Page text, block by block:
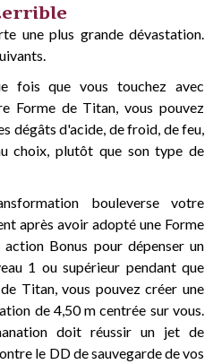
une plus grande dévastation.
fois que vous touchez avec
Forme de Titan, vous pouvez
dégâts d'acide, de froid, de feu,
choix, plutôt que son type de
bouleverse votre
après avoir adopté une Forme
Bonus pour dépenser un
1 ou supérieur pendant que
Titan, vous pouvez créer une
de 4,50 m centrée sur vous.
doit réussir un jet de
le DD de sauvegarde de vos